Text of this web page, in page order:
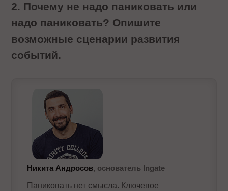
2. Почему не надо паниковать или
надо паниковать? Опишите
возможные сценарии развития
событий.
Никита Андросов, основатель Ingate
Паниковать нет смысла. Ключевое